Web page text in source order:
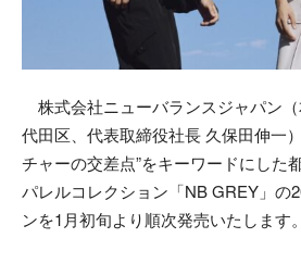
株式会社ニューバランスジャパン
代田区、代表取締役社長 久保田伸一
チャーの交差点”をキーワードにした
パレルコレクション「NB GREY」の
ンを1月初旬より順次発売いたします。